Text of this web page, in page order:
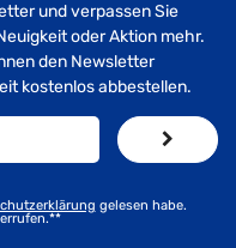
und verpassen Sie
oder Aktion mehr.
den Newsletter
kostenlos abbestellen.
gelesen habe.